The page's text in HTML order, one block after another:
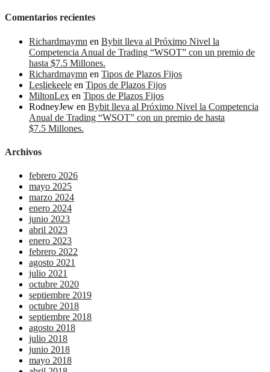
Comentarios recientes
Richardmaymn en Bybit lleva al Próximo Nivel la
Competencia Anual de Trading “WSOT” con un premio de
hasta $7.5 Millones.
Richardmaymn en Tipos de Plazos Fijos
Lesliekeele en Tipos de Plazos Fijos
MiltonLex en Tipos de Plazos Fijos
RodneyJew en Bybit lleva al Próximo Nivel la Competencia
Anual de Trading “WSOT” con un premio de hasta
$7.5 Millones.
Archivos
febrero 2026
mayo 2025
marzo 2024
enero 2024
junio 2023
abril 2023
enero 2023
febrero 2022
agosto 2021
julio 2021
octubre 2020
septiembre 2019
octubre 2018
septiembre 2018
agosto 2018
julio 2018
junio 2018
mayo 2018